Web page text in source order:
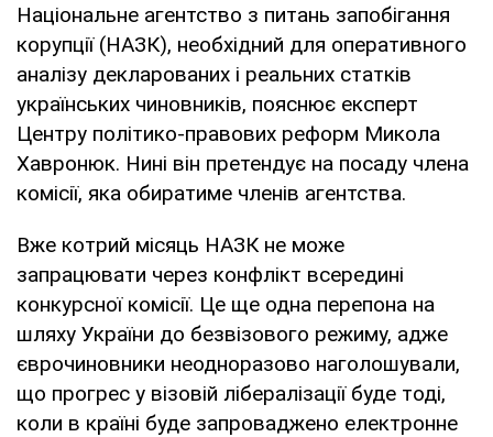
Національне агентство з питань запобігання
корупції (НАЗК), необхідний для оперативного
аналізу декларованих і реальних статків
українських чиновників, пояснює експерт
Центру політико-правових реформ Микола
Хавронюк. Нині він претендує на посаду члена
комісії, яка обиратиме членів агентства.
Вже котрий місяць НАЗК не може
запрацювати через конфлікт всередині
конкурсної комісії. Це ще одна перепона на
шляху України до безвізового режиму, адже
єврочиновники неодноразово наголошували,
що прогрес у візовій лібералізації буде тоді,
коли в країні буде запроваджено електронне